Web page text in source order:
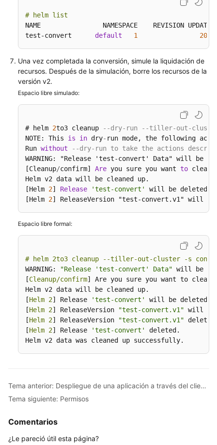
versión
What's
New
Product
Bulletin
Billing
Kubernetes
Basics
Best
Practices
SDK
Reference
Reference
Videos
More
Documents
# helm list
NAME                NAMESPACE    REVISION
test-convert default 1 2022
Una vez completada la conversión, simule la liquidación de
recursos. Después de la simulación, borre los recursos de la
versión v2.
Espacio libre simulado:
# helm 2to3 cleanup
--dry-run --tiller-out-cluster
NOTE: This is in dry- run mode, the following
Run without
--dry-run to take the actions
WARNING: "Release 'test-convert' Data" will be
[Cleanup/confirm] Are you sure you want to
Helm v2 data will be cleaned up.
[Helm 2] Release 'test-convert'
will be deleted.
[Helm 2] ReleaseVersion "test-convert.v1" will
Espacio libre formal:
# helm 2to3 cleanup --tiller-out-cluster -s
WARNING:
"Release 'test-convert' Data" will be
[Cleanup/confirm] Are you sure you want to
Helm v2 data will be cleaned up.
[Helm 2] Release 'test-convert'
will be deleted.
[Helm 2] ReleaseVersion "test-convert.v1" will be
[Helm 2] ReleaseVersion "test-convert.v1"
[Helm 2] Release 'test-convert'
deleted.
Helm v2 data was cleaned up successfully.
Tema anterior: Despliegue de una aplicación a través del cliente de Helm v3
Tema siguiente: Permisos
Comentarios
¿Le pareció útil esta página?